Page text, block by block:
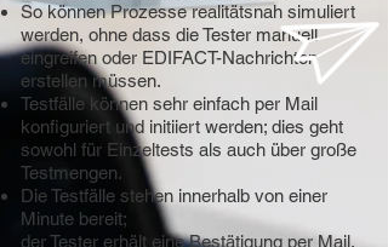
So können Prozesse realitätsnah simuliert
werden, ohne dass die Tester manuell
eingreifen oder EDIFACT-Nachrichten
erstellen müssen.
Testfälle können sehr einfach per Mail
konfiguriert und initiiert werden; dies geht
sowohl für Einzeltests als auch über große
Testmengen.
Die Testfälle stehen innerhalb von einer
Minute bereit;
der Tester erhält eine Bestätigung per Mail.